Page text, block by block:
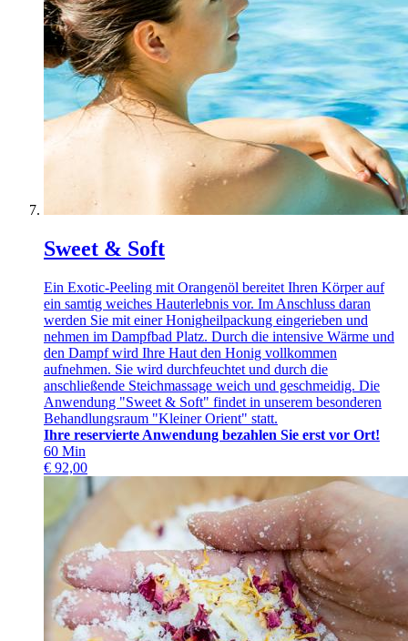
Sweet & Soft
Ein Exotic-Peeling mit Orangenöl bereitet Ihren Körper auf
ein samtig weiches Hauterlebnis vor. Im Anschluss daran
werden Sie mit einer Honigheilpackung eingerieben und
nehmen im Dampfbad Platz. Durch die intensive Wärme und
den Dampf wird Ihre Haut den Honig vollkommen
aufnehmen. Sie wird durchfeuchtet und durch die
anschließende Steichmassage weich und geschmeidig. Die
Anwendung "Sweet & Soft" findet in unserem besonderen
Behandlungsraum "Kleiner Orient" statt.
Ihre reservierte Anwendung bezahlen Sie erst vor Ort!
60 Min
€ 92,00